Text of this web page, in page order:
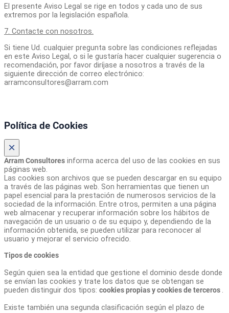
El presente Aviso Legal se rige en todos y cada uno de sus
extremos por la legislación española.
7. Contacte con nosotros.
Si tiene Ud. cualquier pregunta sobre las condiciones reflejadas
en este Aviso Legal, o si le gustaría hacer cualquier sugerencia o
recomendación, por favor diríjase a nosotros a través de la
siguiente dirección de correo electrónico:
arramconsultores@arram.com
Política de Cookies
×
Arram Consultores informa acerca del uso de las cookies en sus
páginas web.
Las cookies son archivos que se pueden descargar en su equipo
a través de las páginas web. Son herramientas que tienen un
papel esencial para la prestación de numerosos servicios de la
sociedad de la información. Entre otros, permiten a una página
web almacenar y recuperar información sobre los hábitos de
navegación de un usuario o de su equipo y, dependiendo de la
información obtenida, se pueden utilizar para reconocer al
usuario y mejorar el servicio ofrecido.
Tipos de cookies
Según quien sea la entidad que gestione el dominio desde donde
se envían las cookies y trate los datos que se obtengan se
pueden distinguir dos tipos: cookies propias y cookies de terceros .
Existe también una segunda clasificación según el plazo de